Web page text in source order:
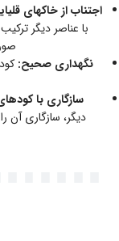
اجتناب از خاکهای
با عناصر دیگر
نگهداری صحیح:
سازگاری با
دیگر، سازگاری آن